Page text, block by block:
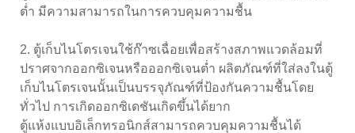
ต่ำ มีความสามารถในการควบคุมความชื้น
2. ตู้เก็บไนโตรเจนใช้ก๊าซเฉื่อยเพื่อสร้างสภาพแวดล้อมที่
ปราศจากออกซิเจนหรือออกซิเจนต่ำ ผลิตภัณฑ์ที่ใส่ลงในตู้
เก็บไนโตรเจนนั้นเป็นบรรจุภัณฑ์ที่ป้องกันความชื้นโดย
ทั่วไป การเกิดออกซิเดชันเกิดขึ้นได้ยาก
ตู้แห้งแบบอิเล็กทรอนิกส์สามารถควบคุมความชื้นได้